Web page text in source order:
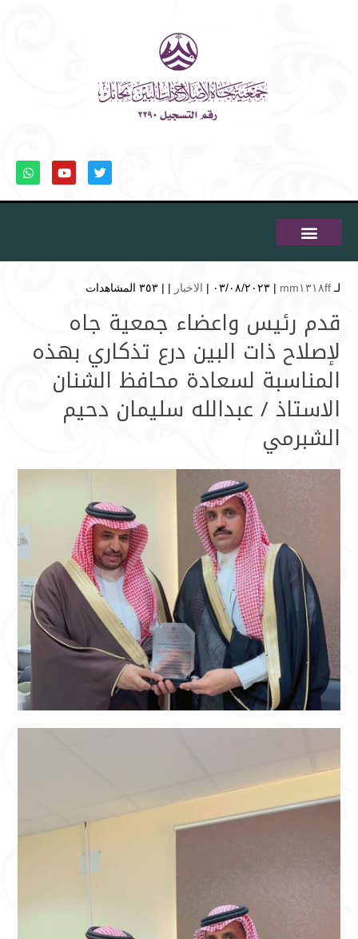
لـ mm١٣١٨ff | ٠٣/٠٨/٢٠٢٣ | الاخبار | | ٣٥٣ المشاهدات
قدم رئيس واعضاء جمعية جاه
لإصلاح ذات البين درع تذكاري بهذه
المناسبة لسعادة محافظ الشنان
الاستاذ / عبدالله سليمان دحيم
الشبرمي